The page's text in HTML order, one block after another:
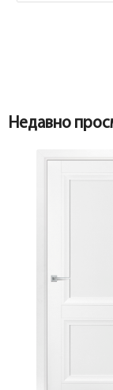
Наличник
Коробка прямая
Наличник
Недавно